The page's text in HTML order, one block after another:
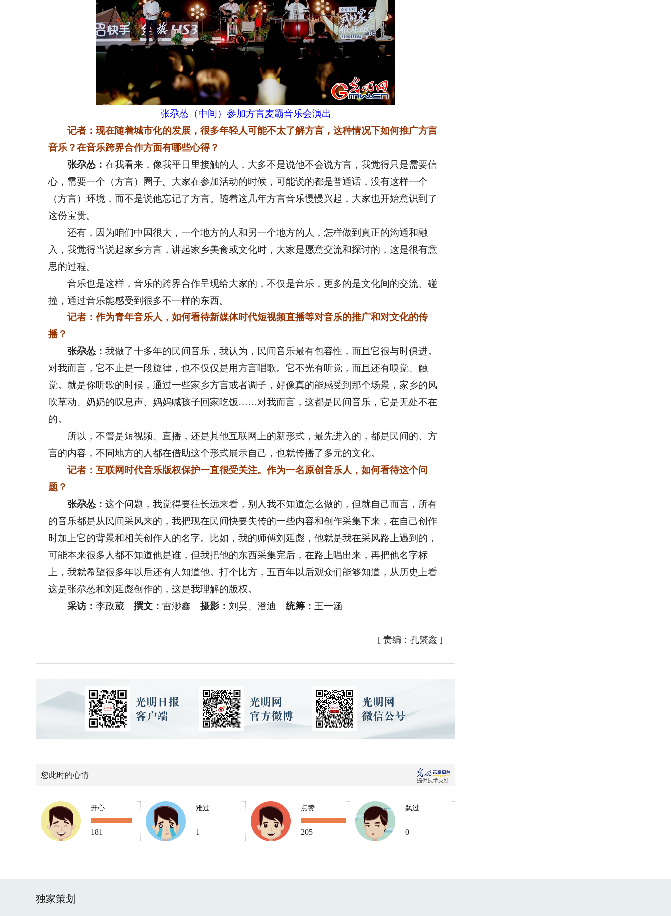
张尕怂（中间）参加方言麦霸音乐会演出
记者：现在随着城市化的发展，很多年轻人可能不太了解方言，这种情况下如何推广方言
音乐？在音乐跨界合作方面有哪些心得？
张尕怂：在我看来，像我平日里接触的人，大多不是说他不会说方言，我觉得只是需要信
心，需要一个（方言）圈子。大家在参加活动的时候，可能说的都是普通话，没有这样一个
（方言）环境，而不是说他忘记了方言。随着这几年方言音乐慢慢兴起，大家也开始意识到了
这份宝贵。
还有，因为咱们中国很大，一个地方的人和另一个地方的人，怎样做到真正的沟通和融
入，我觉得当说起家乡方言，讲起家乡美食或文化时，大家是愿意交流和探讨的，这是很有意
思的过程。
音乐也是这样，音乐的跨界合作呈现给大家的，不仅是音乐，更多的是文化间的交流、碰
撞，通过音乐能感受到很多不一样的东西。
记者：作为青年音乐人，如何看待新媒体时代短视频直播等对音乐的推广和对文化的传
播？
张尕怂：我做了十多年的民间音乐，我认为，民间音乐最有包容性，而且它很与时俱进。
对我而言，它不止是一段旋律，也不仅仅是用方言唱歌。它不光有听觉，而且还有嗅觉、触
觉。就是你听歌的时候，通过一些家乡方言或者调子，好像真的能感受到那个场景，家乡的风
吹草动、奶奶的叹息声、妈妈喊孩子回家吃饭……对我而言，这都是民间音乐，它是无处不在
的。
所以，不管是短视频、直播，还是其他互联网上的新形式，最先进入的，都是民间的、方
言的内容，不同地方的人都在借助这个形式展示自己，也就传播了多元的文化。
记者：互联网时代音乐版权保护一直很受关注。作为一名原创音乐人，如何看待这个问
题？
张尕怂：这个问题，我觉得要往长远来看，别人我不知道怎么做的，但就自己而言，所有
的音乐都是从民间采风来的，我把现在民间快要失传的一些内容和创作采集下来，在自己创作
时加上它的背景和相关创作人的名字。比如，我的师傅刘延彪，他就是我在采风路上遇到的，
可能本来很多人都不知道他是谁，但我把他的东西采集完后，在路上唱出来，再把他名字标
上，我就希望很多年以后还有人知道他。打个比方，五百年以后观众们能够知道，从历史上看
这是张尕怂和刘延彪创作的，这是我理解的版权。
采访：李政葳撰文：雷渺鑫摄影：刘昊、潘迪统筹： 王一涵
[ 责编：孔繁鑫 ]
您此时的心情
开心
181
难过
1
点赞
205
飘过
0
独家策划